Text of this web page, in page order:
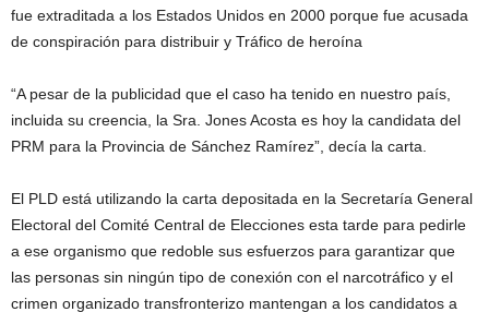
fue extraditada a los Estados Unidos en 2000 porque fue acusada
de conspiración para distribuir y Tráfico de heroína
“A pesar de la publicidad que el caso ha tenido en nuestro país,
incluida su creencia, la Sra. Jones Acosta es hoy la candidata del
PRM para la Provincia de Sánchez Ramírez”, decía la carta.
El PLD está utilizando la carta depositada en la Secretaría General
Electoral del Comité Central de Elecciones esta tarde para pedirle
a ese organismo que redoble sus esfuerzos para garantizar que
las personas sin ningún tipo de conexión con el narcotráfico y el
crimen organizado transfronterizo mantengan a los candidatos a